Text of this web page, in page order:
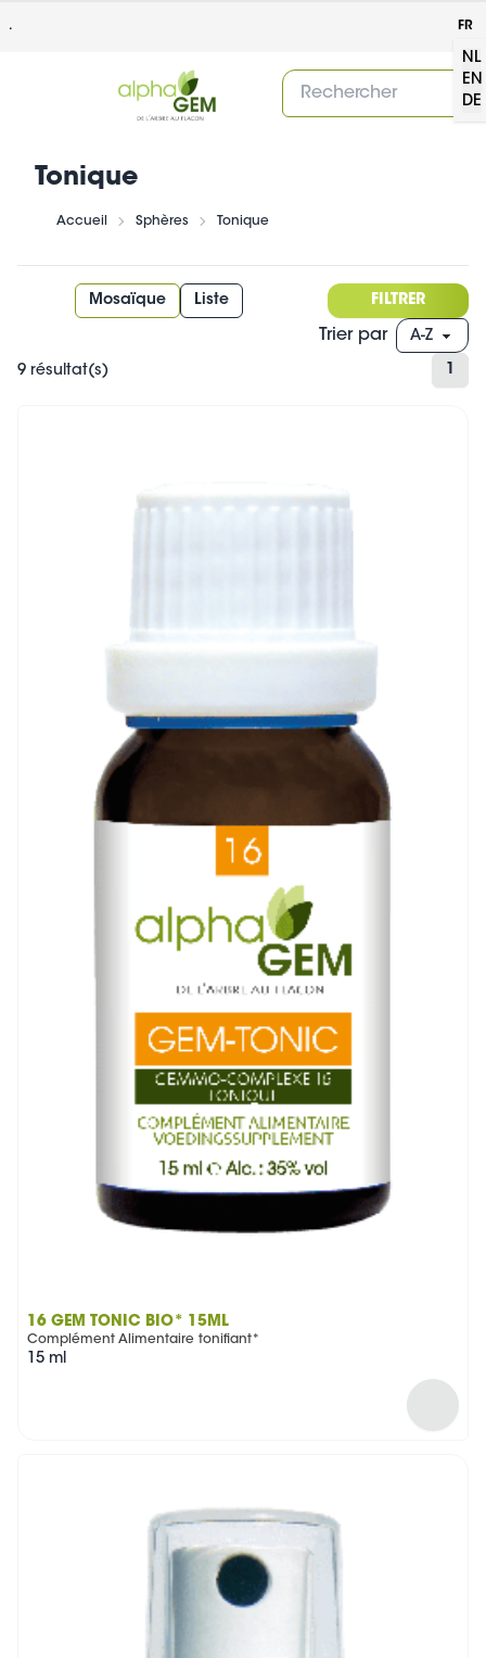
. FR
NL
EN
DE
Tonique
Accueil Sphères Tonique
FILTRER
Mosaïque Liste
Trier par
9 résultat(s) 1
16 GEM TONIC BIO* 15ML
Complément Alimentaire tonifiant*
15 ml